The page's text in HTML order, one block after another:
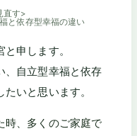
直す>
と依存型幸福の違い
申します。
、自立型幸福と依存
いと思います。
時、多くのご家庭で